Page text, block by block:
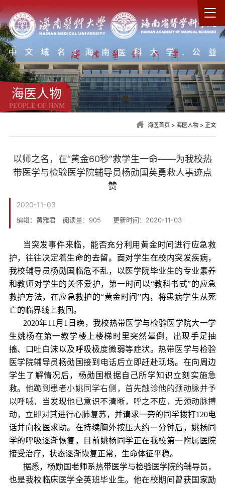
海医人物
PEOPLE OF HNM
海医首页 >海医人物 > 正文
以师之名，在“黄金60秒”救学生一命——为我校热
带医学与检验医学院辅导员杨勋国英勇救人事迹点
赞
2020-11-03
编辑：黄雅君 阅读量： 905 更新时间：2020-11-03
当突发事件来临， 能否充分利用黄金时间进行应急救
护， 往往决定着生命的去留。 面对学生在校内突发疾病，
我校辅导员杨勋国临危不乱， 以医学院毕业生的专业素养
和教师对学生的关怀爱护， 第一时间以“教科书式”的应急
救护方法， 在应急救护的“黄金时间”内， 将患病学生从死
亡的临界线上救回。
2020年11月1日晚， 我校热带医学与检验医学院大一学
生姚杨在第一教学楼上楼梯时里突然晕倒，出现手足抽
搐、口吐白沫以及呼吸极度微弱等症状。热带医学与检验
医学院辅导员杨勋国接到电话后立即赶赴现场。在向周边
学生了解情况后，杨勋国根据自己所学知识立刻实施急
救。 他跪到患者小姚同学右侧，首先触诊他的颈动脉并予
以呼喊，当发现他已意识不清晰，呼之不应，无颈动脉搏
动，立即对其进行心肺复苏，并请求一旁的同学拨打120电
话并向校医求助。在持续胸外按压大约一分钟后，姚杨同
学的呼吸逐渐恢复，目前姚杨 同学正在我校第一附属医院
接受治疗，状态逐渐恢复正常，生命体征平稳。
据悉，杨勋国老师系热带医学与检验医学院的辅导员，
也是我校临床医学全英班毕业生。他在校期间 曾获国家励